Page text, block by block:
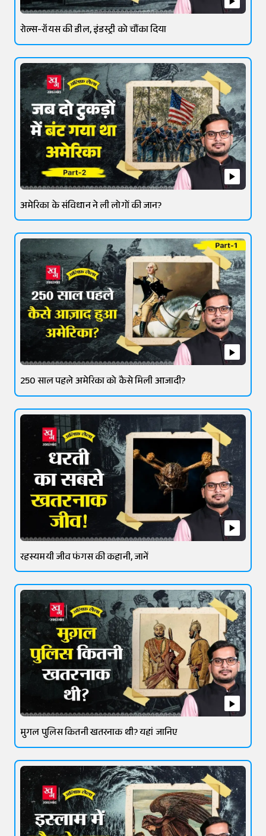
रोल्स-रॉयस की डील, इंडस्ट्री को चौंका दिया
अमेरिका के संविधान ने ली लोगों की जान?
250 साल पहले अमेरिका को कैसे मिली आजादी?
रहस्यमयी जीव फंगस की कहानी, जानें
मुगल पुलिस कितनी खतरनाक थी? यहां जानिए